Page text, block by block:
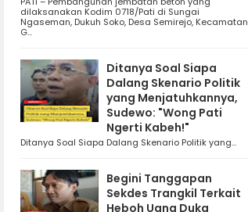
dilaksanakan Kodim 0718/Pati di Sungai
Ngaseman, Dukuh Soko, Desa Semirejo, Kecamatan
G...
Ditanya Soal Siapa
Dalang Skenario Politik
yang Menjatuhkannya,
Sudewo: "Wong Pati
Ngerti Kabeh!"
Ditanya Soal Siapa Dalang Skenario Politik yang...
Begini Tanggapan
Sekdes Trangkil Terkait
Heboh Uang Duka